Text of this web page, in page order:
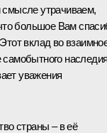
утрачиваем,
большое Вам
вклад во
уважения
страны – в её